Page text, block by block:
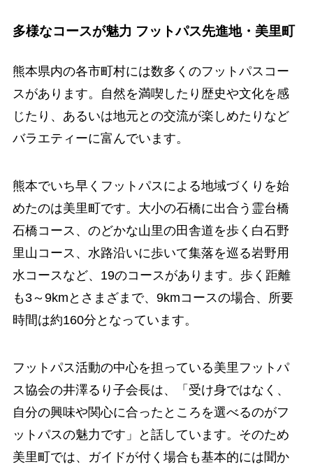
多様なコースが魅力 フットパス先進地・美里町
熊本県内の各市町村には数多くのフットパスコー
スがあります。自然を満喫したり歴史や文化を感
じたり、あるいは地元との交流が楽しめたりなど
バラエティーに富んでいます。
熊本でいち早くフットパスによる地域づくりを始
めたのは美里町です。大小の石橋に出合う霊台橋
石橋コース、のどかな山里の田舎道を歩く白石野
里山コース、水路沿いに歩いて集落を巡る岩野用
水コースなど、19のコースがあります。歩く距離
も3～9kmとさまざまで、9kmコースの場合、所要
時間は約160分となっています。
フットパス活動の中心を担っている美里フットパ
ス協会の井澤るり子会長は、「受け身ではなく、
自分の興味や関心に合ったところを選べるのがフ
ットパスの魅力です」と話しています。そのため
美里町では、ガイドが付く場合も基本的には聞か